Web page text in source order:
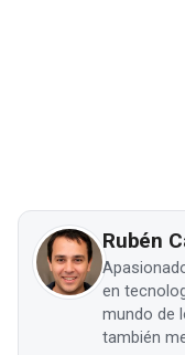
Rubén
en
mundo de
también